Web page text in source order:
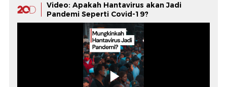
Video: Apakah Hantavirus akan Jadi
Pandemi Seperti Covid-19?